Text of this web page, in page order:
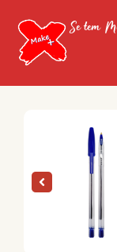
Se tem